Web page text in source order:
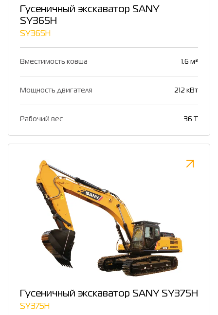
Гусеничный экскаватор SANY
SY365H
SY365H
Вместимость ковша 1.6 м³
Мощность двигателя 212 кВт
Рабочий вес 36 T
Гусеничный экскаватор SANY SY375H
SY375H